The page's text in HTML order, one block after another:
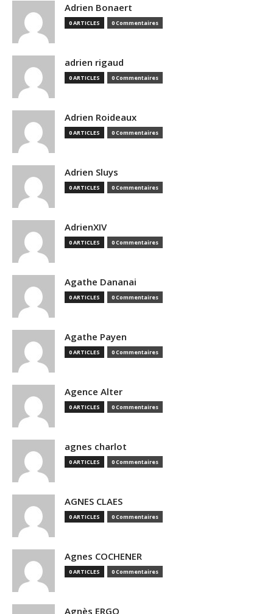
Adrien Bonaert
0 ARTICLES 0 Commentaires
adrien rigaud
0 ARTICLES 0 Commentaires
Adrien Roideaux
0 ARTICLES 0 Commentaires
Adrien Sluys
0 ARTICLES 0 Commentaires
AdrienXIV
0 ARTICLES 0 Commentaires
Agathe Dananai
0 ARTICLES 0 Commentaires
Agathe Payen
0 ARTICLES 0 Commentaires
Agence Alter
0 ARTICLES 0 Commentaires
agnes charlot
0 ARTICLES 0 Commentaires
AGNES CLAES
0 ARTICLES 0 Commentaires
Agnes COCHENER
0 ARTICLES 0 Commentaires
Agnès ERGO